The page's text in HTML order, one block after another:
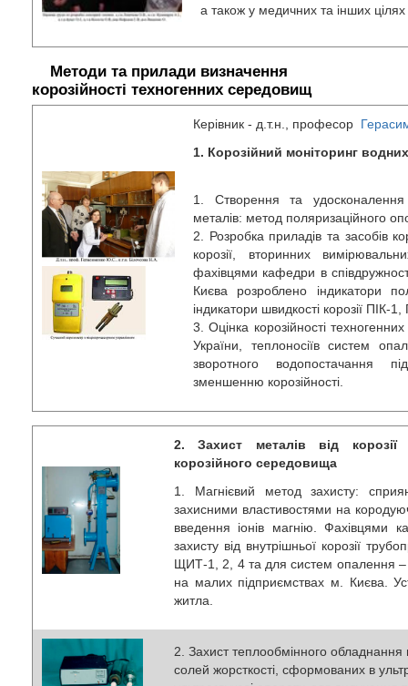
а також у медичних та інших цілях
Методи та прилади визначення
корозійності техногенних середовищ
Керівник - д.т.н., професор
1. Корозійний моніторинг
1. Створення та удосконалення
металів: метод поляризаційного
2. Розробка приладів та засобів
корозії, вторинних
фахівцями кафедри в
Києва розроблено індикатори
індикатори швидкості корозії ПІК-
3. Оцінка корозійності
України, теплоносіїв систем
зворотного водопостачання
зменшенню корозійності.
2. Захист металів від
корозійного середовища
1. Магнієвий метод захисту:
захисними властивостями на
введення іонів магнію. Фахівцями
захисту від внутрішньої корозії
ЩИТ-1, 2, 4 та для систем опалення
на малих підприємствах м. Києва.
житла.
2. Захист теплообмінного обладнання
солей жорсткості, сформованих в